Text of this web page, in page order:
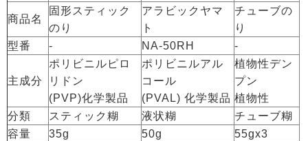
商品名
固形スティック
のり
アラビックヤマ
ト
チューブの
り
型番
- NA-50RH -
主成分
ポリビニルピロ
リドン
(PVP)化学製品
ポリビニルアル
コール
(PVAL) 化学製品
植物性デン
プン
植物性
分類
スティック糊 液状糊
チューブ糊
容量
35g 50g
55gx3